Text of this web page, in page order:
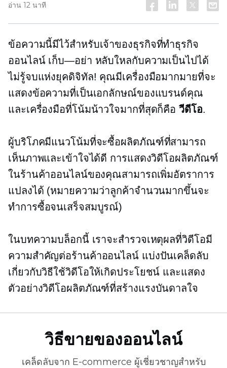
อ่าน 12 นาที
ข้อความนี้มีไว้สำหรับเจ้าของธุรกิจที่ทำธุรกิจ
ออนไลน์ เก็บ—อย่า หลับใหลกับความเป็นไปได้
ไม่รู้จบแห่งยุคดิจิทัล! คุณมีเครื่องมือมากมายที่จะ
แสดงข้อความที่เป็นเอกลักษณ์ของแบรนด์คุณ
และเครื่องมือที่โน้มน้าวใจมากที่สุดก็คือวีดีโอ.
ผู้บริโภคมีแนวโน้มที่จะซื้อผลิตภัณฑ์ที่สามารถ
เห็นภาพและเข้าใจได้ดี การแสดงวิดีโอผลิตภัณฑ์
ในร้านค้าออนไลน์ของคุณสามารถเพิ่มอัตราการ
แปลงได้ (หมายความว่าลูกค้าจำนวนมากขึ้นจะ
ทำการซื้อจนเสร็จสมบูรณ์)
ในบทความบล็อกนี้ เราจะสำรวจเหตุผลที่วิดีโอมี
ความสำคัญต่อร้านค้าออนไลน์ แบ่งปันเคล็ดลับ
เกี่ยวกับวิธีใช้วิดีโอให้เกิดประโยชน์ และแสดง
ตัวอย่างวิดีโอผลิตภัณฑ์ที่สร้างแรงบันดาลใจ
วิธีขายของออนไลน์
เคล็ดลับจาก E-commerce ผู้เชี่ยวชาญสำหรับ